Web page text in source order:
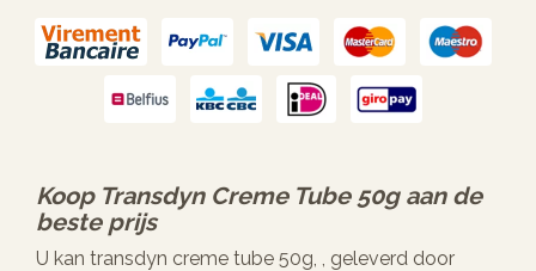
Koop Transdyn Creme Tube 50gaan de
beste prijs
U kan transdyn creme tube 50g, , geleverd door